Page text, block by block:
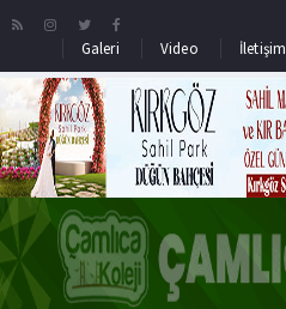
Galeri Video İletişim